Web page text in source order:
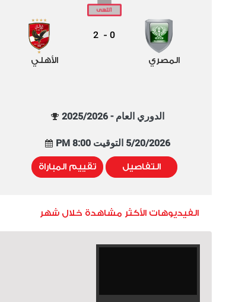
المصري
0
-
2
الأهلي
الدوري العام - 2025/2026
5/20/2026 التوقيت 8:00 PM
التفاصيل تقييم المباراة
الفيديوهات الأكثر مشاهدة خلال شهر